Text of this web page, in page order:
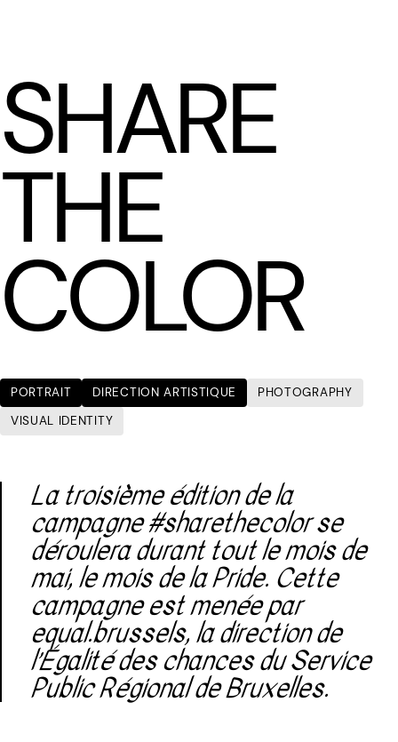
SHARE
THE
COLOR
PORTRAIT DIRECTION ARTISTIQUE
PHOTOGRAPHY
VISUAL IDENTITY
La troisième édition de la
campagne #sharethecolor se
déroulera durant tout le mois de
mai, le mois de la Pride. Cette
campagne est menée par
equal.brussels, la direction de
l’Égalité des chances du Service
Public Régional de Bruxelles.